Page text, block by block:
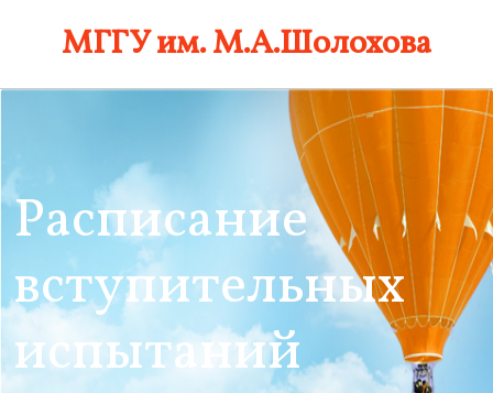
МГГУ им. М.А.Шолохова
Расписание
вступительных
испытаний